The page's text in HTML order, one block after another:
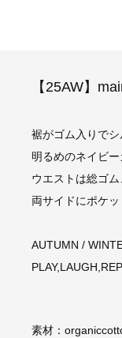
【25AW】
裾がゴム入りで
明るめのネイビー
ウエストは総ゴ
両サイドにポケッ
AUTUMN /
素材：